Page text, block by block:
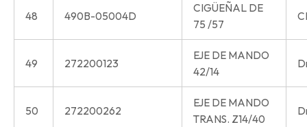
48 490B-05004D
CIGÜEÑAL DE
75 /57
49 272200123
EJE DE MANDO
42/14
50 272200262
EJE DE MANDO
TRANS. Z14/40